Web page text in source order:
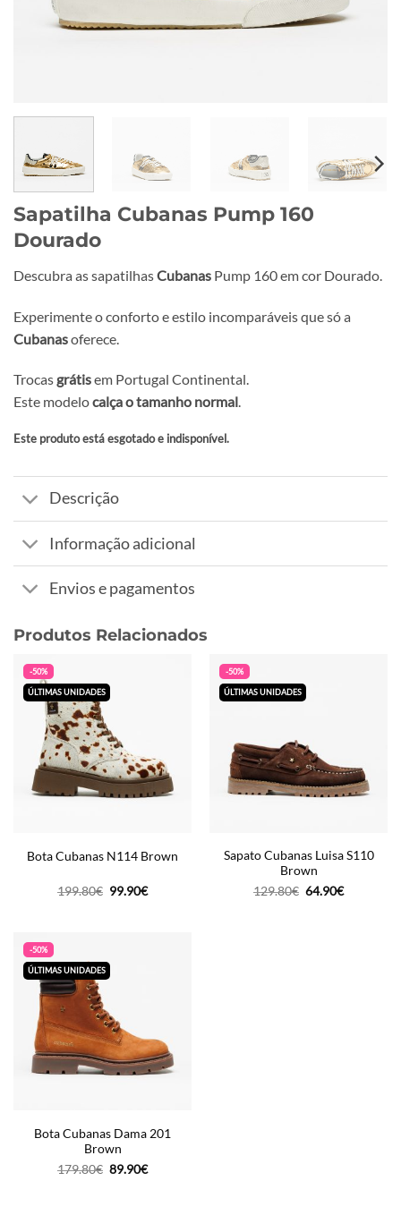
Sapatilha Cubanas Pump 160
Dourado
Descubra as sapatilhasCubanas Pump 160 em cor Dourado.
Experimente o conforto e estilo incomparáveis que só a
Cubanasoferece.
Trocas grátisem Portugal Continental.
Este modelocalça o tamanho normal.
Este produto está esgotado e indisponível.
Alternative:
Descrição
Informação adicional
Envios e pagamentos
Produtos Relacionados
-50%
ÚLTIMAS UNIDADES
Bota Cubanas N114 Brown
199.80€ O
99.90€O
-50%
ÚLTIMAS UNIDADES
Sapato Cubanas Luisa S110
Brown
129.80€ O
64.90€O
-50%
ÚLTIMAS UNIDADES
Bota Cubanas Dama 201
Brown
179.80€ O
89.90€O